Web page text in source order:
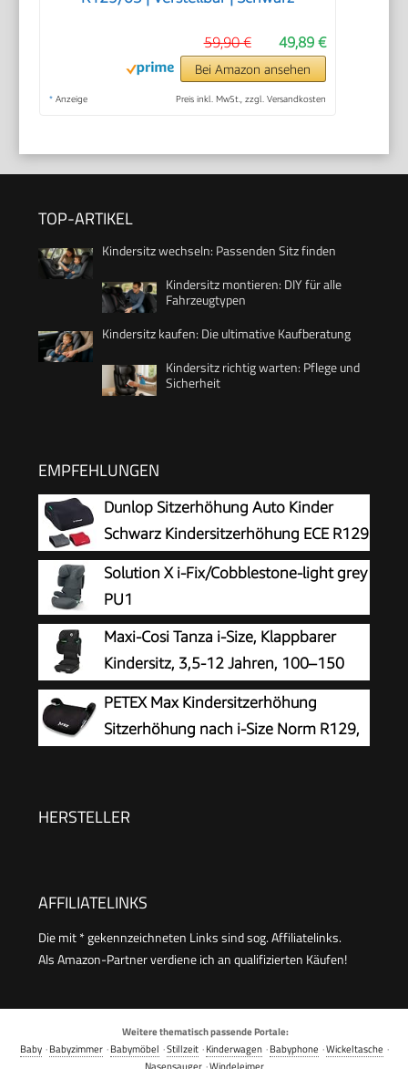
49,89 €
59,90 €
Bei Amazon ansehen
* Anzeige Preis inkl. MwSt., zzgl. Versandkosten
TOP-ARTIKEL
Kindersitz wechseln: Passenden Sitz finden
Kindersitz montieren: DIY für alle
Fahrzeugtypen
Kindersitz kaufen: Die ultimative Kaufberatung
Kindersitz richtig warten: Pflege und
Sicherheit
EMPFEHLUNGEN
Dunlop Sitzerhöhung Auto Kinder
Schwarz Kindersitzerhöhung ECE R129
- Ergonomischer Kindersitz Ab 3 Jahre
- Kinderautositz Mit Waschbarem Bezug -
Sitzkissen Auto Für Kinder 135-150 cm
Solution X i-Fix/Cobblestone-light grey
PU1
Maxi-Cosi Tanza i-Size, Klappbarer
Kindersitz, 3,5-12 Jahren, 100–150
cm, 10 Kopfstützenpositionen,
Tragbarer Reiseautositz, G-CELL
Seitenaufprallschutz, Umweltfreundliche
PETEX Max Kindersitzerhöhung
Sitzerhöhung nach i-Size Norm R129,
HERSTELLER
AFFILIATELINKS
Die mit * gekennzeichneten Links sind sog. Affiliatelinks.
Als Amazon-Partner verdiene ich an qualifizierten Käufen!
Weitere thematisch passende Portale:
Baby·Babyzimmer·Babymöbel ·Stillzeit·Kinderwagen·Babyphone ·Wickeltasche ·
Nasensauger·Windeleimer